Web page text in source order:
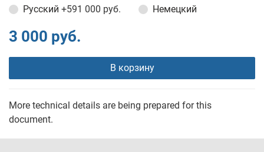
Русский +591 000 руб. Немецкий
3 000 руб.
В корзину
More technical details are being prepared for this
document.